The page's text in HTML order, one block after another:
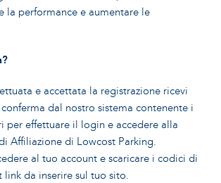
la performance e aumentare le
e accettata la registrazione ricevi
dal nostro sistema contenente i
per effettuare il login e accedere alla
Affiliazione di Lowcost Parking.
al tuo account e scaricare i codici di
link da inserire sul tuo sito.